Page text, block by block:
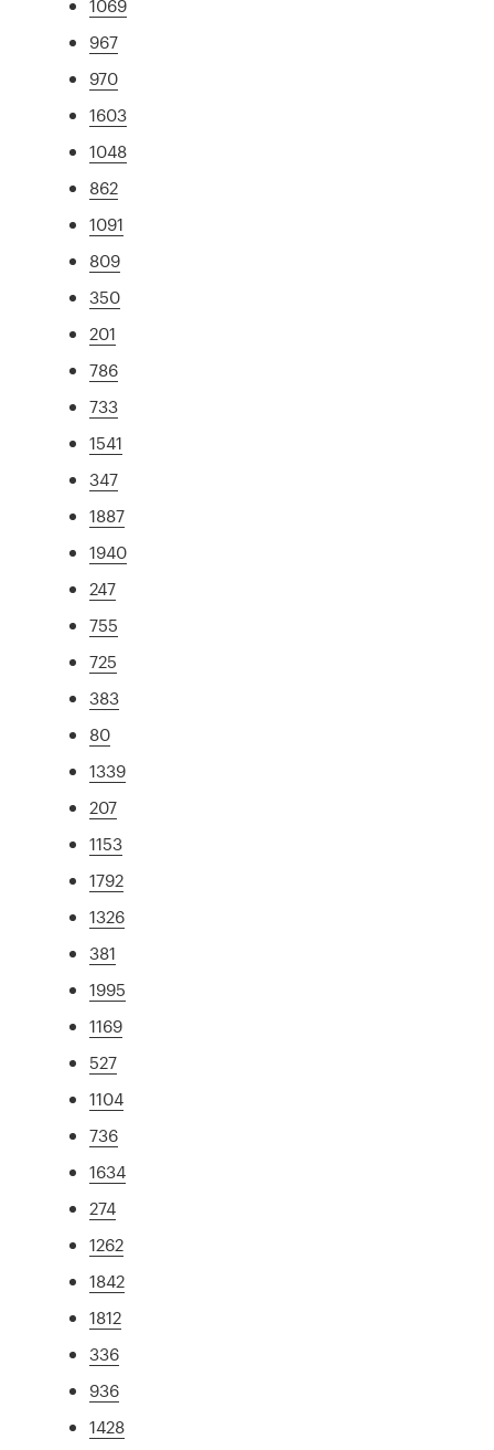
1069
967
970
1603
1048
862
1091
809
350
201
786
733
1541
347
1887
1940
247
755
725
383
80
1339
207
1153
1792
1326
381
1995
1169
527
1104
736
1634
274
1262
1842
1812
336
936
1428